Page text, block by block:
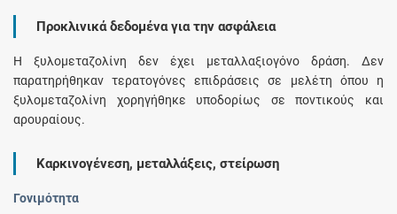
Προκλινικά δεδομένα για την ασφάλεια
H ξυλομεταζολίνη δεν έχει μεταλλαξιογόνο δράση. Δεν
παρατηρήθηκαν τερατογόνες επιδράσεις σε μελέτη όπου η
ξυλομεταζολίνη χορηγήθηκε υποδορίως σε ποντικούς και
αρουραίους.
Καρκινογένεση, μεταλλάξεις, στείρωση
Γονιμότητα